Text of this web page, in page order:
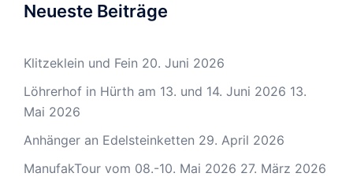
Neueste Beiträge
Klitzeklein und Fein 20. Juni 2026
Löhrerhof in Hürth am 13. und 14. Juni 2026 13.
Mai 2026
Anhänger an Edelsteinketten 29. April 2026
ManufakTour vom 08.-10. Mai 2026 27. März 2026